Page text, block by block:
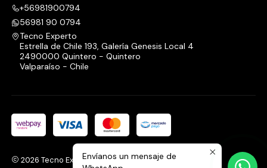
+56981900794
56981 90 0794
Tecno Experto
Estrella de Chile 193, Galería Genesis Local 4
2490000 Quintero - Quintero
Valparaíso - Chile
2026 Tecno Experto.Envíanos un mensaje de